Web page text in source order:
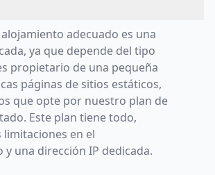
adecuado es una
ya que depende del tipo
propietario de una pequeña
páginas de sitios estáticos,
que opte por nuestro plan de
Este plan tiene todo,
en el
y una dirección IP dedicada.